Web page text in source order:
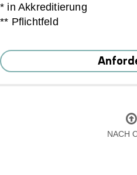
* in Akkreditierung
** Pflichtfeld
NACH